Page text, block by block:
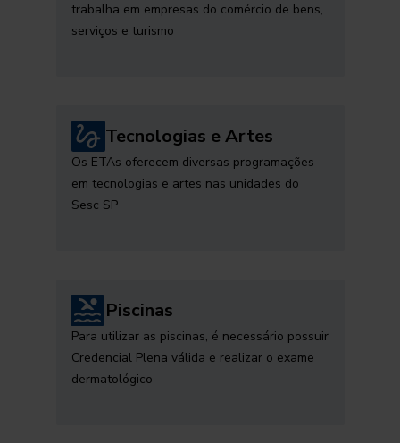
trabalha em empresas do comércio de bens,
serviços e turismo
Tecnologias e Artes
Os ETAs oferecem diversas programações
em tecnologias e artes nas unidades do
Sesc SP
Piscinas
Para utilizar as piscinas, é necessário possuir
Credencial Plena válida e realizar o exame
dermatológico